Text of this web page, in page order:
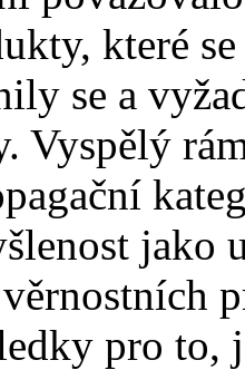
které
se a
Vyspělý
jako
pro